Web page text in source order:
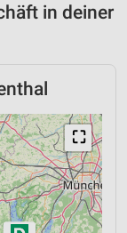
in deiner
⛶